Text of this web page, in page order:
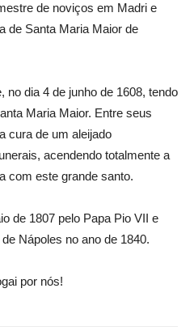
de noviços em Madri e
de Santa Maria Maior de
no dia 4 de junho de 1608, tendo
Maria Maior. Entre seus
cura de um aleijado
acendendo totalmente a
com este grande santo.
de 1807 pelo Papa Pio VII e
Nápoles no ano de 1840.
por nós!